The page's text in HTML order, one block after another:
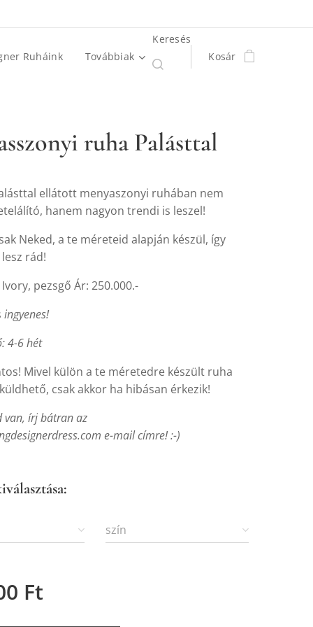
Ruháink Továbbiak
Keresés
Kosár
ruha Palásttal
ellátott menyaszonyi ruhában nem
hanem nagyon trendi is leszel!
Neked, a te méreteid alapján készül, így
rád!
pezsgő Ár: 250.000.-
ingyenes!
4-6 hét
Mivel külön a te méretedre készült ruha
csak akkor ha hibásan érkezik!
van, írj bátran az
e-mail címre! :-)
szín
Ft